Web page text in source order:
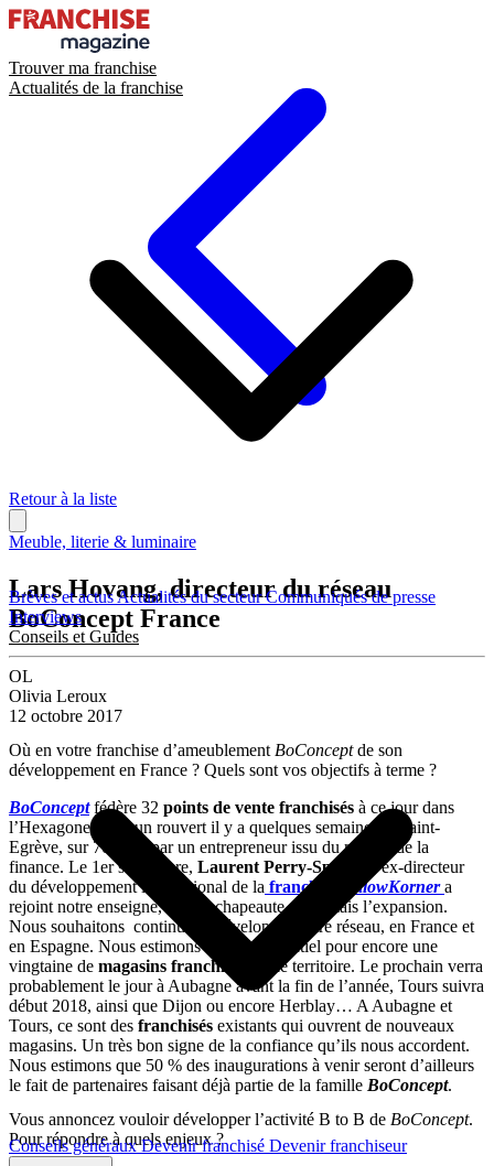
Trouver ma franchise
Actualités de la franchise
Brèves et actusActualités du secteurCommuniqués de presse
Interviews
Conseils et Guides
Conseils générauxDevenir franchisé Devenir franchiseur
Retour à la liste
Meuble, literie & luminaire
Lars Hovang, directeur du réseau
BoConcept France
OL
Olivia Leroux
12 octobre 2017
Où en votre franchise d’ameublement BoConceptde son
développement en France ? Quels sont vos objectifs à terme ?
BoConceptfédère 32 points de vente franchisés à ce jour dans
l’Hexagone, dont un rouvert il y a quelques semaines, à Saint-
Egrève, sur 700 m², par un entrepreneur issu du monde de la
finance. Le 1er septembre, Laurent Perry-Spencer
, ex-directeur
du développement international de la franchise YellowKorner a
rejoint notre enseigne, dont il chapeaute désormais l’expansion.
Nous souhaitons continuer à développer notre réseau, en France et
en Espagne. Nous estimons avoir le potentiel pour encore une
vingtaine de magasins franchisés
sur le territoire. Le prochain verra
probablement le jour à Aubagne avant la fin de l’année, Tours suivra
début 2018, ainsi que Dijon ou encore Herblay… A Aubagne et
Tours, ce sont des franchisés existants qui ouvrent de nouveaux
magasins. Un très bon signe de la confiance qu’ils nous accordent.
Nous estimons que 50 % des inaugurations à venir seront d’ailleurs
le fait de partenaires faisant déjà partie de la famille BoConcept.
Vous annoncez vouloir développer l’activité B to B de BoConcept.
Pour répondre à quels enjeux ?